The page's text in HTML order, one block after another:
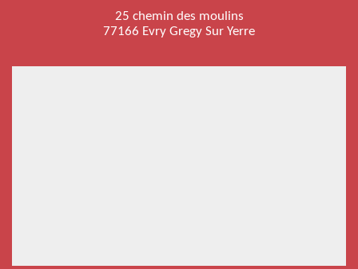
25 chemin des moulins
77166 Evry Gregy Sur Yerre